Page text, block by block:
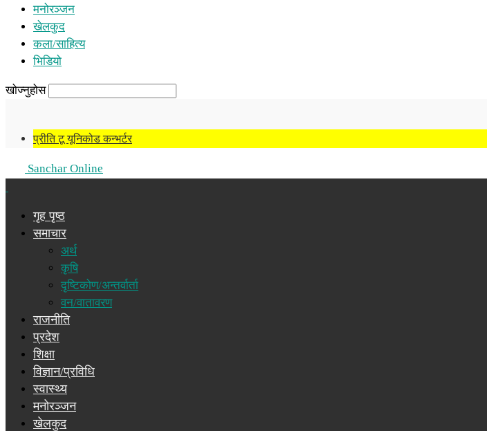
मनोरञ्जन
खेलकुद
कला/साहित्य
भिडियो
खोज्नुहोस
प्रीति टू यूनिकोड कन्भर्टर
Sanchar Online
गृह पृष्ठ
समाचार
अर्थ
कृषि
दृष्टिकोण/अन्तर्वार्ता
वन/वातावरण
राजनीति
प्रदेश
शिक्षा
विज्ञान/प्रविधि
स्वास्थ्य
मनोरञ्जन
खेलकुद